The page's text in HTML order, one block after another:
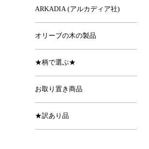
ARKADIA (アルカディア社)
オリーブの木の製品
★柄で選ぶ★
お取り置き商品
★訳あり品